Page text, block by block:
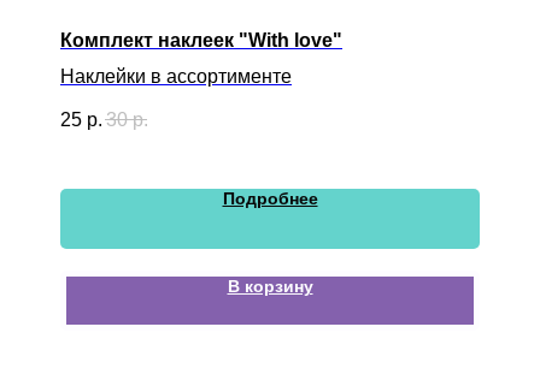
Комплект наклеек "With love"
Наклейки в ассортименте
25 р. 30 р.
Подробнее
В корзину